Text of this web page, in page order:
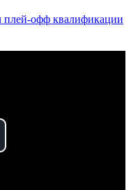
плей-офф квалификации